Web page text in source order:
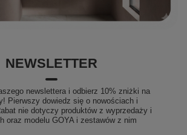
NEWSLETTER
newslettera i odbierz 10% zniżki na
Pierwszy dowiedz się o nowościach i
nie dotyczy produktów z wyprzedaży i
oraz modelu GOYA i zestawów z nim